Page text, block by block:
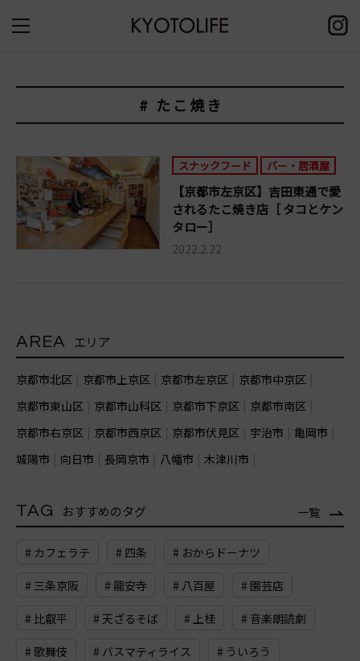
# たこ焼き
スナックフード バー・居酒屋
【京都市左京区】吉田東通で愛
されるたこ焼き店［ タコとケン
タロー］
2022.2.22
AREA エリア
京都市北区 京都市上京区 京都市左京区
京都市中京区
京都市東山区
京都市山科区 京都市下京区
京都市南区
京都市右京区
京都市西京区 京都市伏見区 宇治市
亀岡市
城陽市
向日市 長岡京市 八幡市 木津川市
TAG おすすめのタグ 一覧
# カフェラテ # 四条 # おからドーナツ
# 三条京阪 # 龍安寺 # 八百屋 # 園芸店
# 比叡平 # 天ざるそば # 上桂 # 音楽朗読劇
# 歌舞伎 # バスマティライス # ういろう